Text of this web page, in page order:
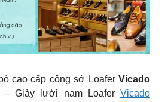
cao cấp công sở Loafer Vicado
– Giày lười nam Loafer Vicado